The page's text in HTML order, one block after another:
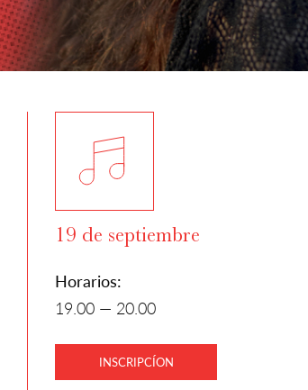
19 de septiembre
Horarios:
19.00 — 20.00
INSCRIPCÍON